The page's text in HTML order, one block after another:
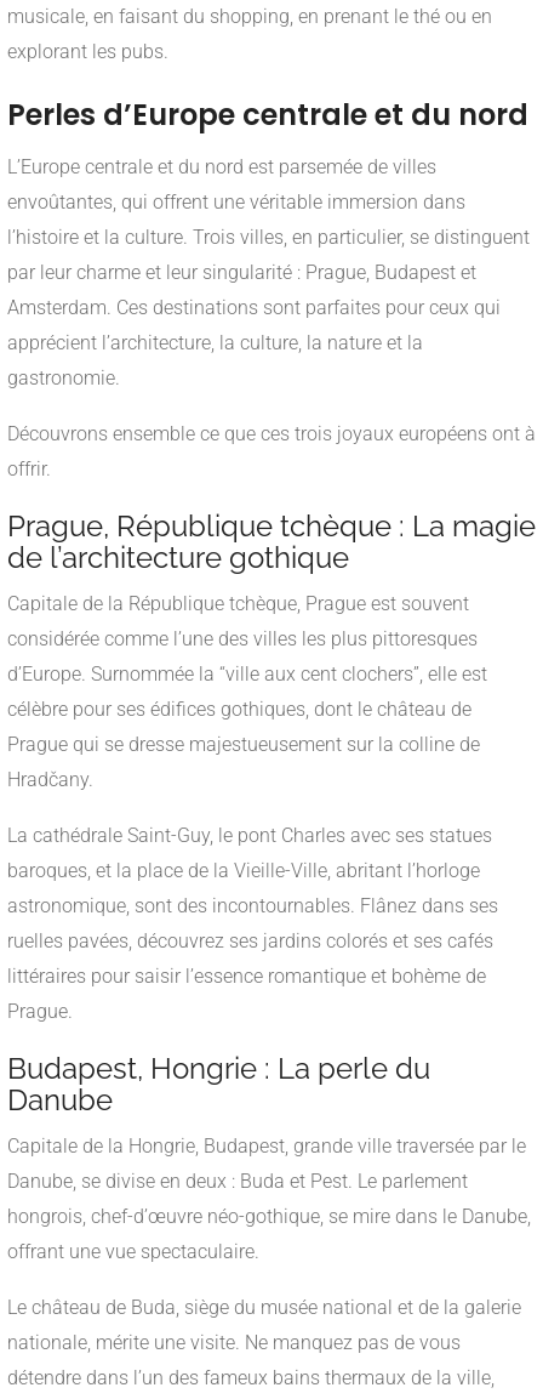
musicale, en faisant du shopping, en prenant le thé ou en
explorant les pubs.
Perles d’Europe centrale et du nord
L’Europe centrale et du nord est parsemée de villes
envoûtantes, qui offrent une véritable immersion dans
l’histoire et la culture. Trois villes, en particulier, se distinguent
par leur charme et leur singularité : Prague, Budapest et
Amsterdam. Ces destinations sont parfaites pour ceux qui
apprécient l’architecture, la culture, la nature et la
gastronomie.
Découvrons ensemble ce que ces trois joyaux européens ont à
offrir.
Prague, République tchèque : La magie
de l’architecture gothique
Capitale de la République tchèque, Prague est souvent
considérée comme l’une des villes les plus pittoresques
d’Europe. Surnommée la “ville aux cent clochers”, elle est
célèbre pour ses édifices gothiques, dont le château de
Prague qui se dresse majestueusement sur la colline de
Hradčany.
La cathédrale Saint-Guy, le pont Charles avec ses statues
baroques, et la place de la Vieille-Ville, abritant l’horloge
astronomique, sont des incontournables. Flânez dans ses
ruelles pavées, découvrez ses jardins colorés et ses cafés
littéraires pour saisir l’essence romantique et bohème de
Prague.
Budapest, Hongrie : La perle du
Danube
Capitale de la Hongrie, Budapest, grande ville traversée par le
Danube, se divise en deux : Buda et Pest. Le parlement
hongrois, chef-d’œuvre néo-gothique, se mire dans le Danube,
offrant une vue spectaculaire.
Le château de Buda, siège du musée national et de la galerie
nationale, mérite une visite. Ne manquez pas de vous
détendre dans l’un des fameux bains thermaux de la ville,